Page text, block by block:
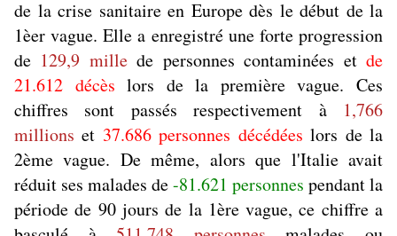
de la crise sanitaire en Europe dès le début de la
1èer vague. Elle a enregistré une forte progression
de 129,9 millede personnes contaminées etde
21.612 décès lors de la première vague. Ces
chiffres sont passés respectivement à 1,766
millions et 37.686 personnes décédées lors de la
2ème vague. De même, alors que l'Italie avait
réduit ses malades de-81.621 personnes pendant la
période de 90 jours de la 1ère vague, ce chiffre a